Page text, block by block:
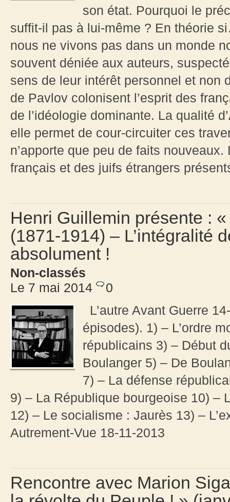
son état. Pourquoi le
suffit-il pas à lui-même ? En théorie
nous ne vivons pas dans un monde
souvent déniée aux auteurs,
sens de leur intérêt personnel et non
de Pavlov colonisent l’esprit des
de l’idéologie dominante. La qualité
elle permet de cour-circuiter ces
n’apporte que peu de faits
français et des juifs étrangers
Henri Guillemin présente :
(1871-1914) – L’intégralité
absolument !
Non-classés
Le 7 mai 2014
0
L’autre Avant Guerre
épisodes). 1) – L’ordre
républicains 3) – Début
Boulanger 5) – De
7) – La défense
9) – La République bourgeoise 10) –
12) – Le socialisme : Jaurès 13) –
Autrement-Vue 18-11-2013
Rencontre avec Marion